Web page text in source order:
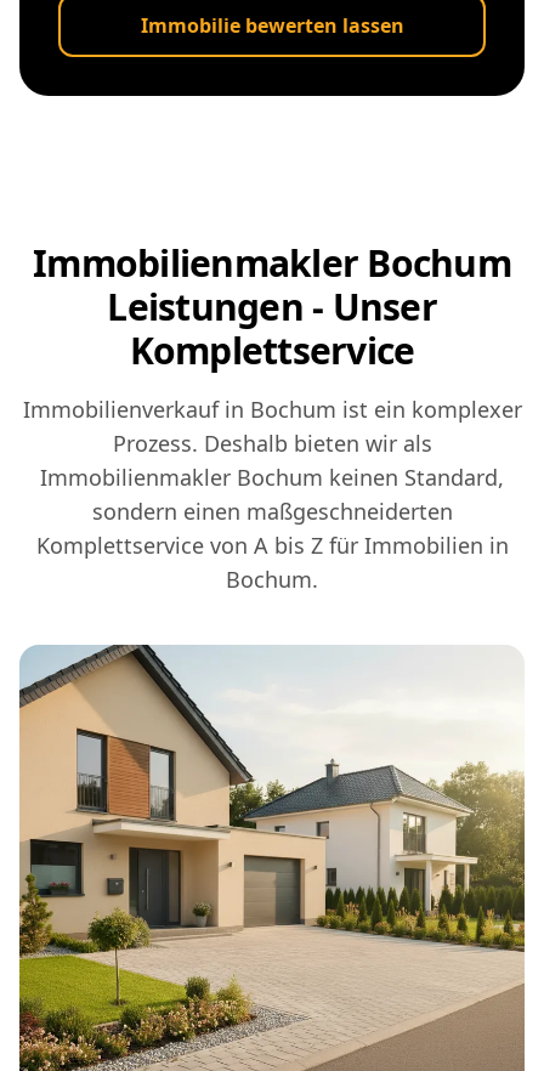
Immobilie bewerten lassen
Immobilienmakler Bochum
Leistungen - Unser
Komplettservice
Immobilienverkauf in Bochum ist ein komplexer
Prozess. Deshalb bieten wir als
Immobilienmakler Bochum keinen Standard,
sondern einen maßgeschneiderten
Komplettservice von A bis Z für Immobilien in
Bochum.